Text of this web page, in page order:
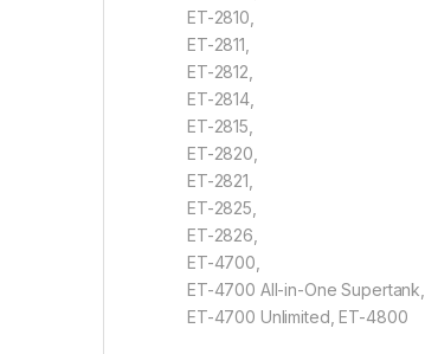
ET-2810,
ET-2811,
ET-2812,
ET-2814,
ET-2815,
ET-2820,
ET-2821,
ET-2825,
ET-2826,
ET-4700,
ET-4700 All-in-One Supertank,
ET-4700 Unlimited, ET-4800